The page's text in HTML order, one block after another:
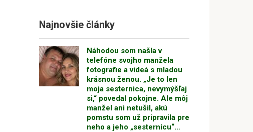
Najnovšie články
Náhodou som našla v
telefóne svojho manžela
fotografie a videá s mladou
krásnou ženou. „Je to len
moja sesternica, nevymýšľaj
si,“ povedal pokojne. Ale môj
manžel ani netušil, akú
pomstu som už pripravila pre
neho a jeho „sesternicu“…